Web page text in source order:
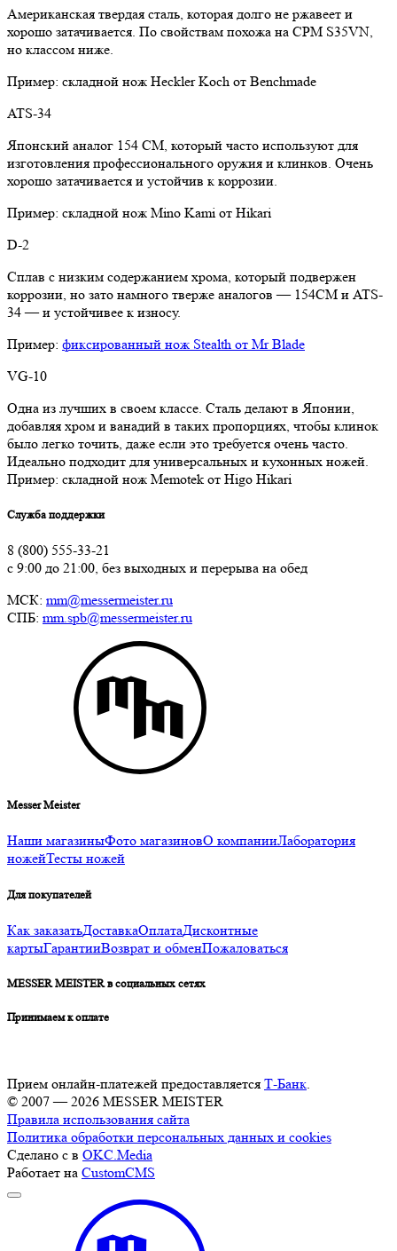
Американская твердая сталь, которая долго не ржавеет и
хорошо затачивается. По свойствам похожа на CPM S35VN,
но классом ниже.
Пример: складной нож Heckler Koch от Benchmade
ATS-34
Японский аналог 154 СМ, который часто используют для
изготовления профессионального оружия и клинков. Очень
хорошо затачивается и устойчив к коррозии.
Пример: складной нож Mino Kami от Hikari
D-2
Сплав с низким содержанием хрома, который подвержен
коррозии, но зато намного тверже аналогов — 154CM и ATS-
34 — и устойчивее к износу.
Пример: фиксированный нож Stealth от Mr Blade
VG-10
Одна из лучших в своем классе. Сталь делают в Японии,
добавляя хром и ванадий в таких пропорциях, чтобы клинок
было легко точить, даже если это требуется очень часто.
Идеально подходит для универсальных и кухонных ножей.
Пример: складной нож Memotek от Higo Hikari
Служба поддержки
8 (800) 555-33-21
с 9:00 до 21:00, без выходных и перерыва на обед
МСК: mm@messermeister.ru
СПБ: mm.spb@messermeister.ru
Messer Meister
Наши магазиныФото магазиновО компанииЛаборатория
ножейТесты ножей
Для покупателей
Как заказатьДоставкаОплатаДисконтные
картыГарантииВозврат и обменПожаловаться
MESSER MEISTER в социальных сетях
Принимаем к оплате
Прием онлайн-платежей предоставляется Т-Банк.
© 2007 — 2026 MESSER MEISTER
Правила использования сайта
Политика обработки персональных данных и cookies
Сделано с в OKC.Media
Работает на CustomCMS